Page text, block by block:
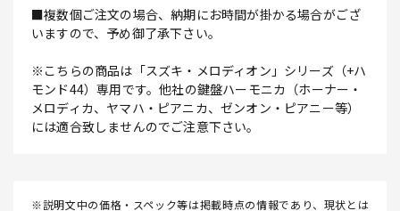
■複数個ご注文の場合、納期にお時間が掛かる場合がござ
いますので、予め御了承下さい。
※こちらの商品は「スズキ・メロディオン」シリーズ（+ハ
モンド44）専用です。他社の鍵盤ハーモニカ（ホーナー・
メロディカ、ヤマハ・ピアニカ、ゼンオン・ピアニー等）
には適合致しませんのでご注意下さい。
※説明文中の価格・スペック等は掲載時点の情報であり、現状とは